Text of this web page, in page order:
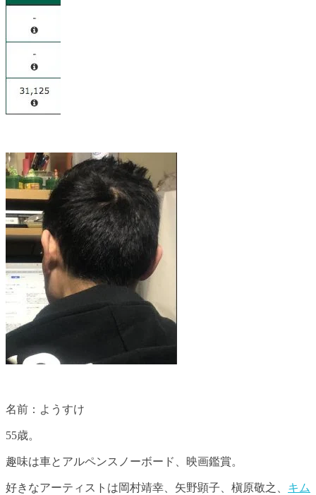
名前：ようすけ
55歳。
趣味は車とアルペンスノーボード、映画鑑賞。
好きなアーティストは岡村靖幸、矢野顕子、槇原敬之、 キム